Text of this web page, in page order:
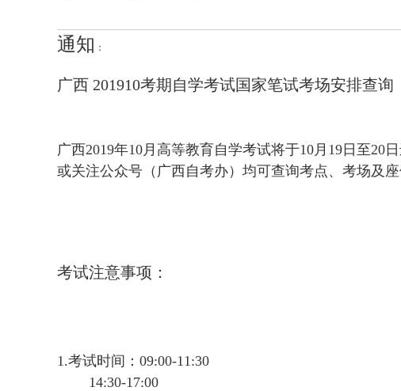
通知 ：
广西 201910考期自学考试国家笔试考场安排查询
广西2019年10月高等教育自学考试将于10月19日至20
或关注公众号（广西自考办）均可查询考点、考场及座
考试注意事项：
1.考试时间：09:00-11:30
14:30-17:00